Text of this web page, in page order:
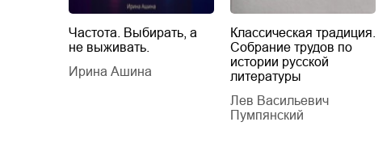
Частота. Выбирать, а
не выживать.
Ирина Ашина
Классическая традиция.
Собрание трудов по
истории русской
литературы
Лев Васильевич
Пумпянский